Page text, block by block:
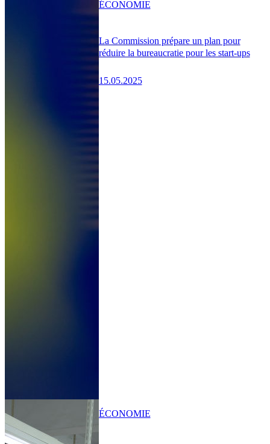
La Commission prépare un plan pour
réduire la bureaucratie pour les start-ups
15.05.2025
ÉCONOMIE
ÉCONOMIE